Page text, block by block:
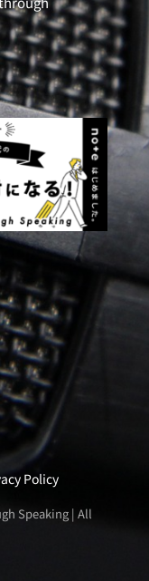
Policy
Speaking | All